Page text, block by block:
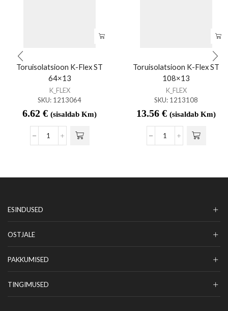
Toruisolatsioon K-Flex ST
64×13
K_FLEX
SKU: 1213064
6.62 € (sisaldab Km)
Toruisolatsioon K-Flex ST
108×13
K_FLEX
SKU: 1213108
13.56 € (sisaldab Km)
ESINDUSED
OSTJALE
PAKKUMISED
TINGIMUSED